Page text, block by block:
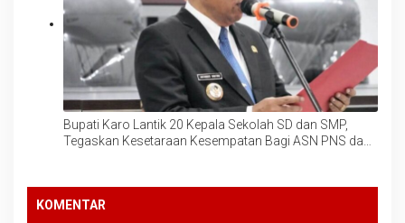
Bupati Karo Lantik 20 Kepala Sekolah SD dan SMP,
Tegaskan Kesetaraan Kesempatan Bagi ASN PNS dan
KOMENTAR